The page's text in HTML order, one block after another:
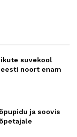
suvekool
noort enam
ja soovis